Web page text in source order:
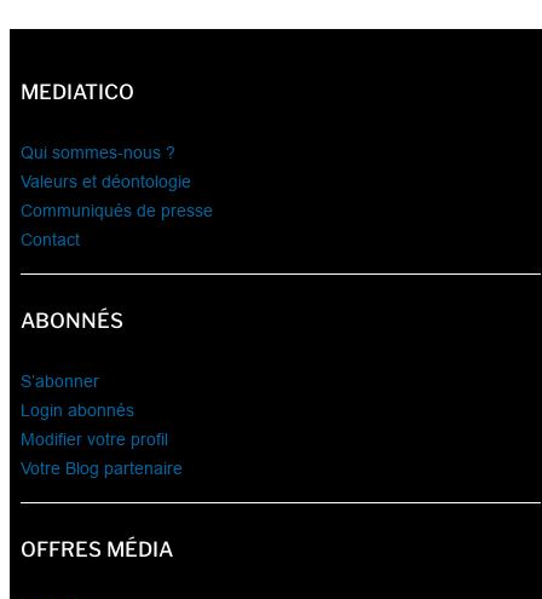
MEDIATICO
Qui sommes-nous ?
Valeurs et déontologie
Communiqués de presse
Contact
ABONNÉS
S’abonner
Login abonnés
Modifier votre profil
Votre Blog partenaire
OFFRES MÉDIA